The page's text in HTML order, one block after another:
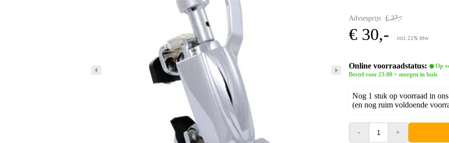
Adviesprijs € 37,-
€ 30,- incl. 21% btw
Online voorraadstatus:
Op
Bestel voor 23:00 = morgen in huis
Nog 1 stuk op voorraad in
(en nog ruim voldoende
- +